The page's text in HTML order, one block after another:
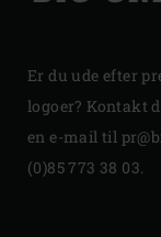
Er du ude efter
logoer? Kontakt
en e-mail til
(0)85 773 38 03